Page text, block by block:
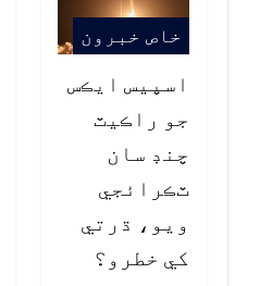
خاص خبرون
اسپيس ايڪس
جو راڪيٽ
چنڊ سان
ٽڪرائجي
ويو، ڌرتي
کي خطرو؟